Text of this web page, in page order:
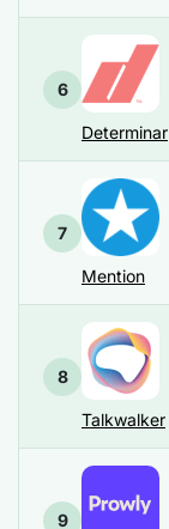
6
Determinar
7
Mention
8
Talkwalker
9